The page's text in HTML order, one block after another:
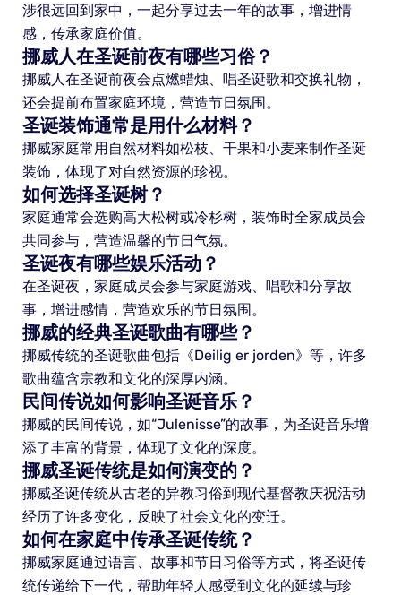
涉很远回到家中，一起分享过去一年的故事，增进情
感，传承家庭价值。
挪威人在圣诞前夜有哪些习俗？
挪威人在圣诞前夜会点燃蜡烛、唱圣诞歌和交换礼物，
还会提前布置家庭环境，营造节日氛围。
圣诞装饰通常是用什么材料？
挪威家庭常用自然材料如松枝、干果和小麦来制作圣诞
装饰，体现了对自然资源的珍视。
如何选择圣诞树？
家庭通常会选购高大松树或冷杉树，装饰时全家成员会
共同参与，营造温馨的节日气氛。
圣诞夜有哪些娱乐活动？
在圣诞夜，家庭成员会参与家庭游戏、唱歌和分享故
事，增进感情，营造欢乐的节日氛围。
挪威的经典圣诞歌曲有哪些？
挪威传统的圣诞歌曲包括《Deilig er jorden》等，许多
歌曲蕴含宗教和文化的深厚内涵。
民间传说如何影响圣诞音乐？
挪威的民间传说，如“Julenisse”的故事，为圣诞音乐增
添了丰富的背景，体现了文化的深度。
挪威圣诞传统是如何演变的？
挪威圣诞传统从古老的异教习俗到现代基督教庆祝活动
经历了许多变化，反映了社会文化的变迁。
如何在家庭中传承圣诞传统？
挪威家庭通过语言、故事和节日习俗等方式，将圣诞传
统传递给下一代，帮助年轻人感受到文化的延续与珍